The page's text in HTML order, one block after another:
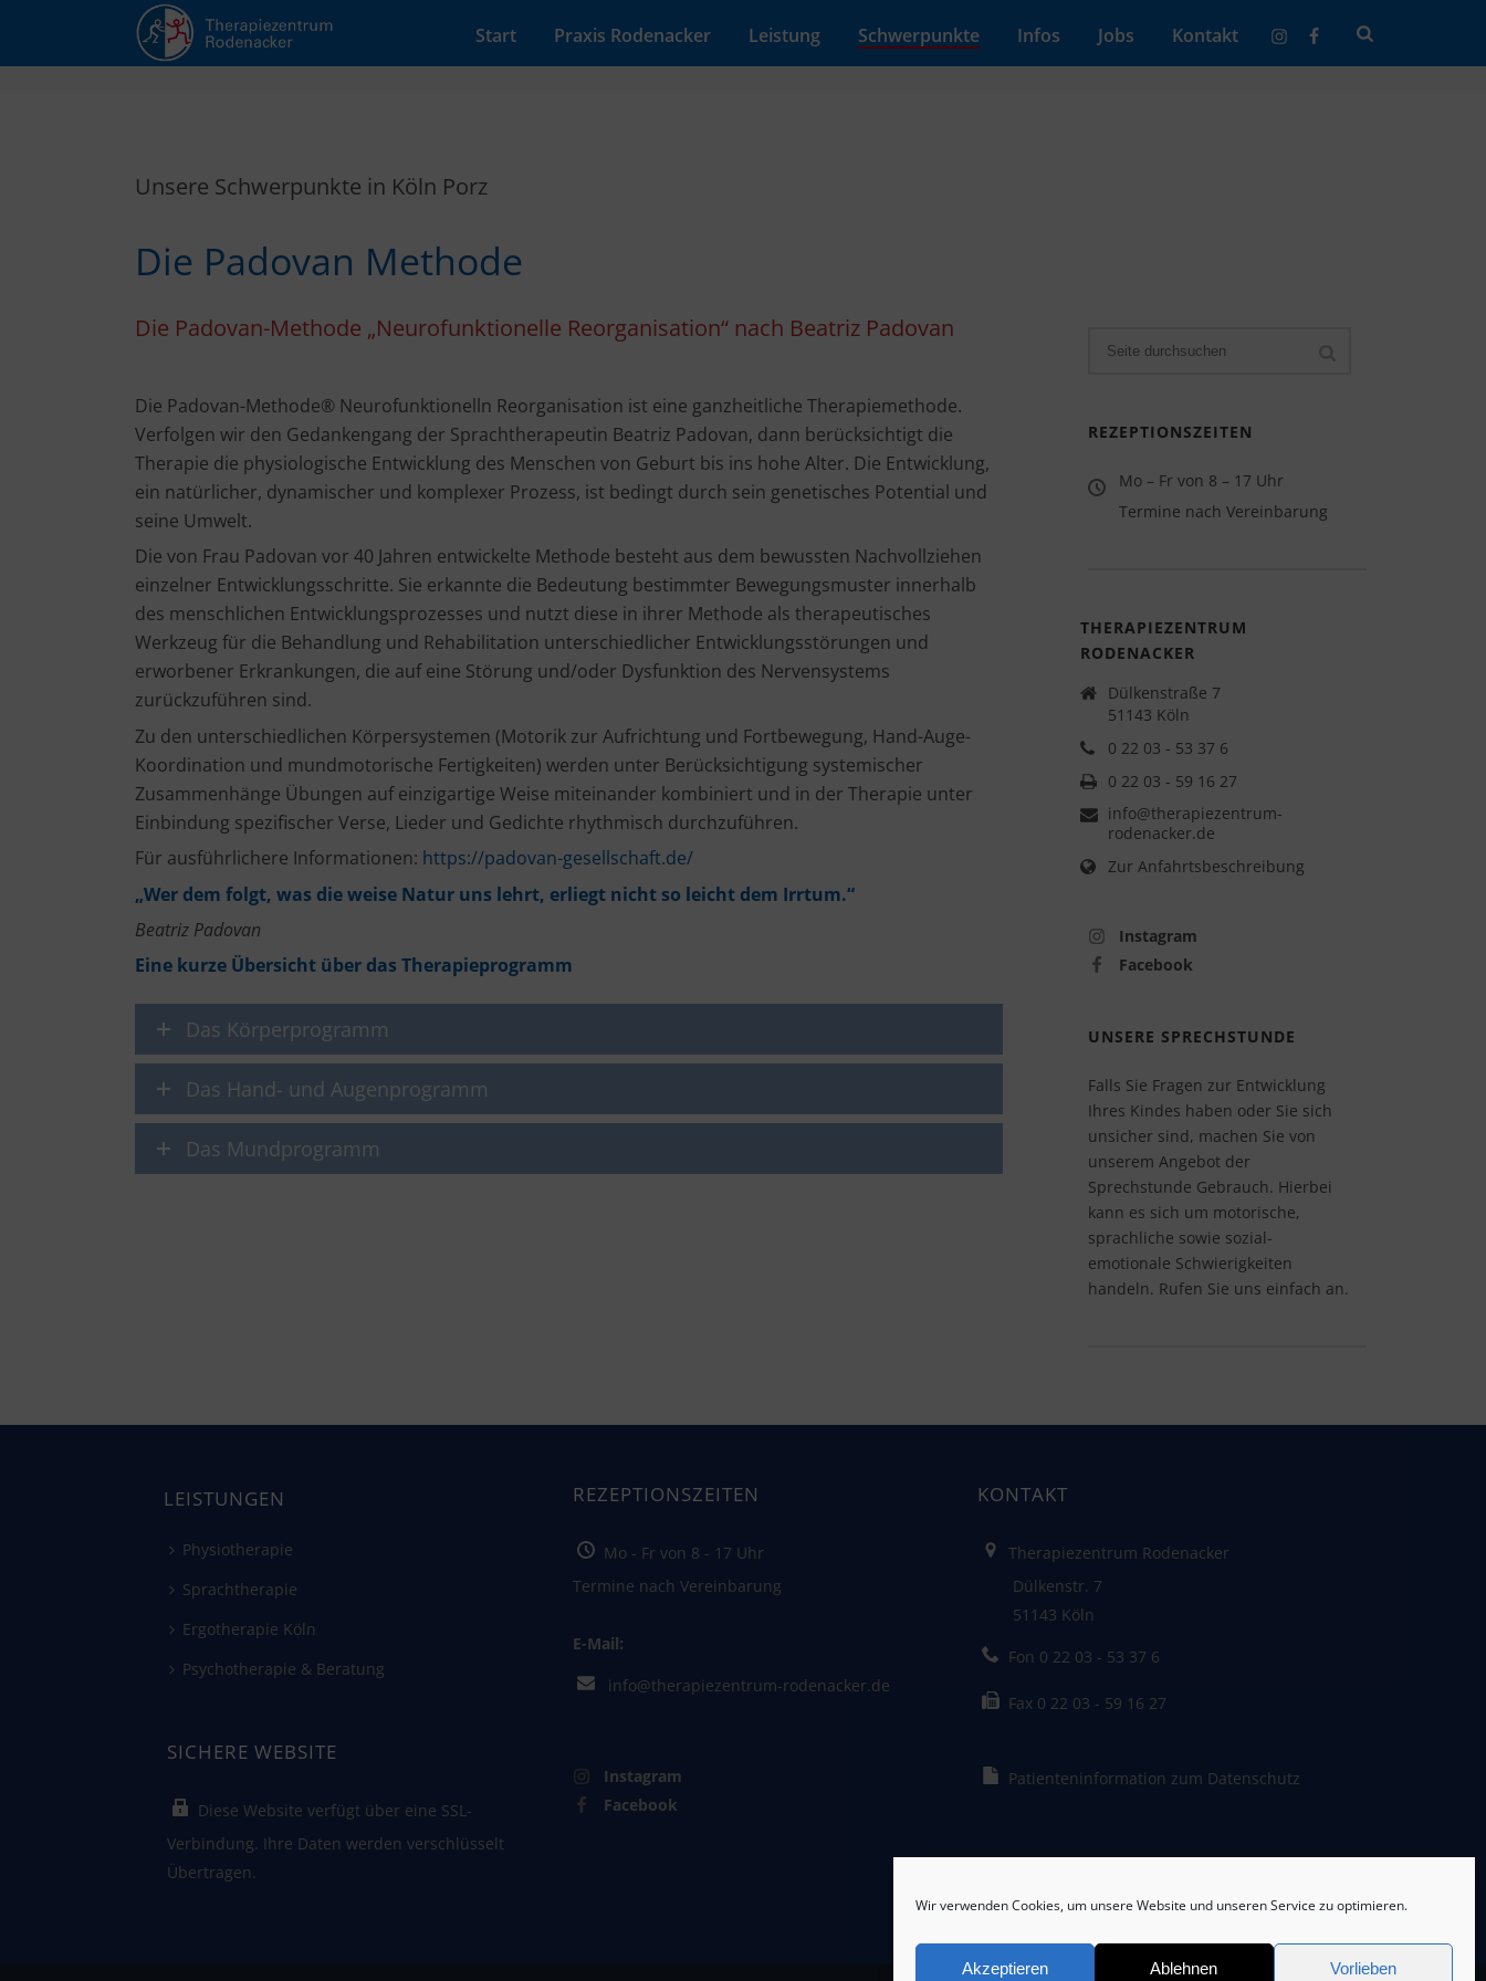
Wir verwenden Cookies, um unsere Website und unseren Service zu optimieren.
Akzeptieren Ablehnen Vorlieben
Start Praxis Rodenacker Leistung Schwerpunkte Infos Jobs Kontakt
Unsere Schwerpunkte in Köln Porz
Die Padovan Methode
Die Padovan-Methode „Neurofunktionelle Reorganisation“ nach Beatriz Padovan
Die Padovan-Methode® Neurofunktionelln Reorganisation ist eine ganzheitliche Therapiemethode.
Verfolgen wir den Gedankengang der Sprachtherapeutin Beatriz Padovan, dann berücksichtigt die
Therapie die physiologische Entwicklung des Menschen von Geburt bis ins hohe Alter. Die Entwicklung,
ein natürlicher, dynamischer und komplexer Prozess, ist bedingt durch sein genetisches Potential und
seine Umwelt.
Die von Frau Padovan vor 40 Jahren entwickelte Methode besteht aus dem bewussten Nachvollziehen
einzelner Entwicklungsschritte. Sie erkannte die Bedeutung bestimmter Bewegungsmuster innerhalb
des menschlichen Entwicklungsprozesses und nutzt diese in ihrer Methode als therapeutisches
Werkzeug für die Behandlung und Rehabilitation unterschiedlicher Entwicklungsstörungen und
erworbener Erkrankungen, die auf eine Störung und/oder Dysfunktion des Nervensystems
zurückzuführen sind.
Zu den unterschiedlichen Körpersystemen (Motorik zur Aufrichtung und Fortbewegung, Hand-Auge-
Koordination und mundmotorische Fertigkeiten) werden unter Berücksichtigung systemischer
Zusammenhänge Übungen auf einzigartige Weise miteinander kombiniert und in der Therapie unter
Einbindung spezifischer Verse, Lieder und Gedichte rhythmisch durchzuführen.
Für ausführlichere Informationen: https://padovan-gesellschaft.de/
„Wer dem folgt, was die weise Natur uns lehrt, erliegt nicht so leicht dem Irrtum.“
Beatriz Padovan
Eine kurze Übersicht über das Therapieprogramm
Das Körperprogramm
Das Hand- und Augenprogramm
Das Mundprogramm
REZEPTIONSZEITEN
Mo – Fr von 8 – 17 Uhr
Termine nach Vereinbarung
THERAPIEZENTRUM
RODENACKER
Dülkenstraße 7
51143 Köln
0 22 03 - 53 37 6
0 22 03 - 59 16 27
info@therapiezentrum-
rodenacker.de
Zur Anfahrtsbeschreibung
Instagram
Facebook
UNSERE SPRECHSTUNDE
Falls Sie Fragen zur Entwicklung
Ihres Kindes haben oder Sie sich
unsicher sind, machen Sie von
unserem Angebot der
Sprechstunde Gebrauch. Hierbei
kann es sich um motorische,
sprachliche sowie sozial-
emotionale Schwierigkeiten
handeln. Rufen Sie uns einfach an.
LEISTUNGEN
Physiotherapie
Sprachtherapie
Ergotherapie Köln
Psychotherapie & Beratung
SICHERE WEBSITE
Diese Website verfügt über eine SSL-
Verbindung. Ihre Daten werden verschlüsselt
Übertragen.
REZEPTIONSZEITEN
Mo - Fr von 8 - 17 Uhr
Termine nach Vereinbarung
E-Mail:
info@therapiezentrum-rodenacker.de
Instagram
Facebook
KONTAKT
Therapiezentrum Rodenacker
Dülkenstr. 7
51143 Köln
Fon 0 22 03 - 53 37 6
Fax 0 22 03 - 59 16 27
Patienteninformation zum Datenschutz